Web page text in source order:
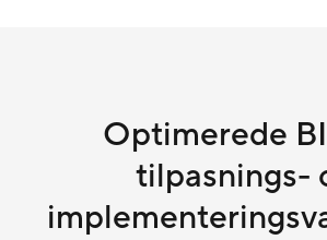
Optimerede
tilpasnings-